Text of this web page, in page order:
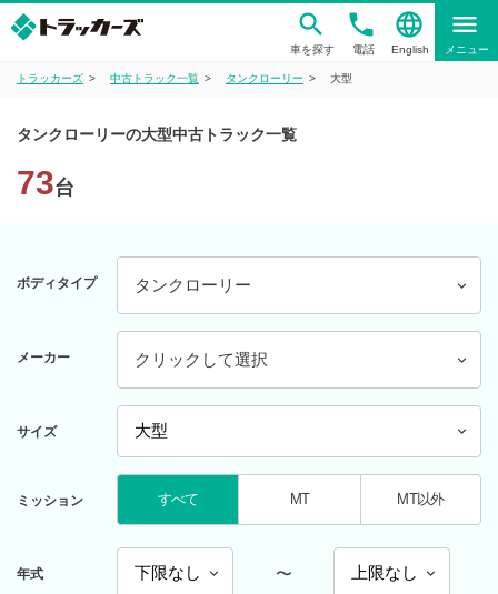
車を探す
phone
電話
language
English
menu
メニュー
トラッカーズ 中古トラック一覧 タンクローリー 大型
タンクローリーの大型中古トラック一覧
73台
ボディタイプ タンクローリー
メーカー クリックして選択
サイズ
ミッション すべて MT MT以外
年式 〜